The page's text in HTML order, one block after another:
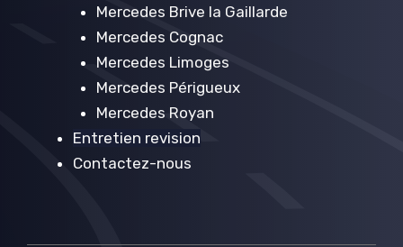
Mercedes Brive la Gaillarde
Mercedes Cognac
Mercedes Limoges
Mercedes Périgueux
Mercedes Royan
Entretien revision
Contactez-nous